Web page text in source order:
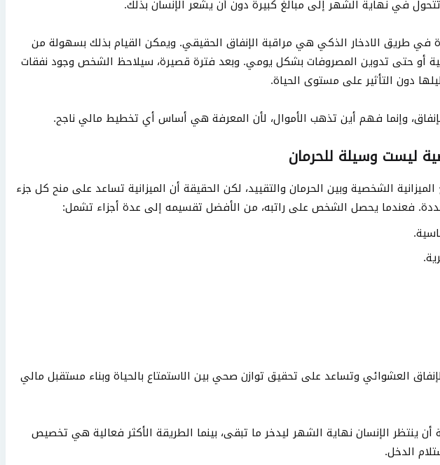
في نهاية الشهر إلى مبالغ كبيرة دون أن يشعر الإنسان بذلك.
طريق الادخار الذكي هي مراقبة الإنفاق الحقيقي. ويمكن القيام بذلك بسهولة من
أو حتى تدوين المصروفات بشكل يومي. وبعد فترة قصيرة، سيلاحظ الشخص وجود نفقات
دون التأثير على مستوى الحياة.
وإنما فهم أين تذهب الأموال، لأن المعرفة هي أساس أي تخطيط مالي ناجح.
ليست وسيلة للحرمان
الشخصية وبين الحرمان والتقييد، لكن الحقيقة أن الميزانية تساعد على منح كل جزء
فعندما يحصل الشخص على راتبه، من الأفضل تقسيمه إلى عدة أجزاء تشمل:
العشوائي وتساعد على تحقيق توازن صحي بين الاستمتاع بالحياة وبناء مستقبل مالي
أن ينتظر الإنسان نهاية الشهر ليدخر ما تبقى، بينما الطريقة الأكثر فعالية هي تخصيص
الدخل.